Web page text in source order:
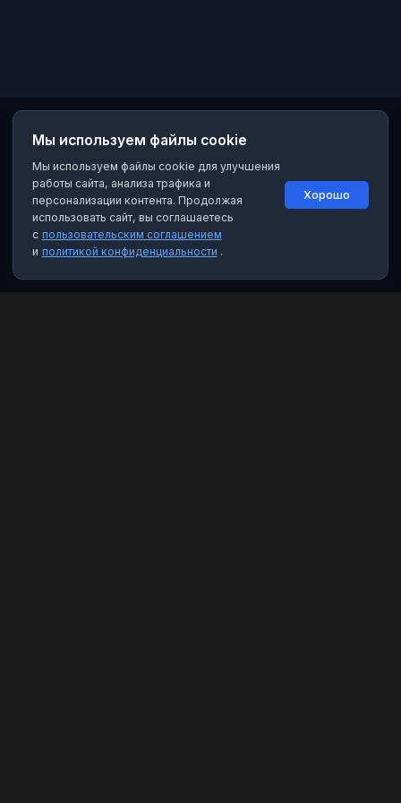
Мы используем файлы cookie
Мы используем файлы cookie для улучшения
работы сайта, анализа трафика и
персонализации контента. Продолжая
использовать сайт, вы соглашаетесь
с пользовательским соглашением
и политикой конфиденциальности .
Хорошо